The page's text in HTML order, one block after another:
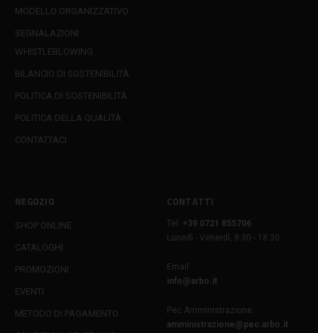
MODELLO ORGANIZZATIVO
SEGNALAZIONI
WHISTLEBLOWING
BILANCIO DI SOSTENIBILITÀ
POLITICA DI SOSTENIBILITÀ
POLITICA DELLA QUALITÀ
CONTATTACI
NEGOZIO
SHOP ONLINE
CATALOGHI
PROMOZIONI
EVENTI
METODO DI PAGAMENTO
CONTATTI
Tel:
+39 0721 855706
Lunedì - Venerdì, 8:30 - 18:30
Email:
info@arbo.it
Pec Amministrazione:
amministrazione@pec.arbo.it